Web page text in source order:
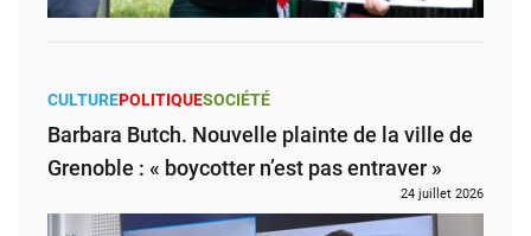
CULTUREPOLITIQUESOCIÉTÉ
Barbara Butch. Nouvelle plainte de la ville de
Grenoble : « boycotter n’est pas entraver »
24 juillet 2026